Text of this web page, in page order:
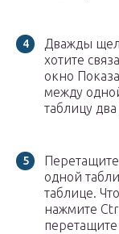
Дважды
хотите
окно
между
таблицу два
Перетащите
одной
таблице.
нажмите
перетащите